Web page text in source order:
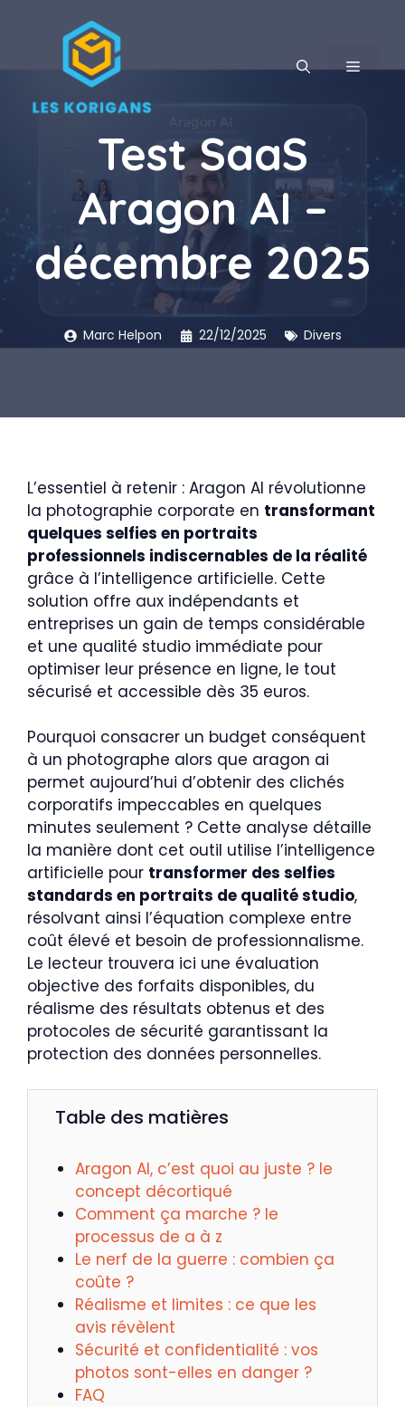
MENU
Test SaaS
Aragon AI –
décembre 2025
Marc Helpon 22/12/2025 Divers
L’essentiel à retenir : Aragon AI révolutionne
la photographie corporate en transformant
quelques selfies en portraits
professionnels indiscernables de la réalité
grâce à l’intelligence artificielle. Cette
solution offre aux indépendants et
entreprises un gain de temps considérable
et une qualité studio immédiate pour
optimiser leur présence en ligne, le tout
sécurisé et accessible dès 35 euros.
Pourquoi consacrer un budget conséquent
à un photographe alors que aragon ai
permet aujourd’hui d’obtenir des clichés
corporatifs impeccables en quelques
minutes seulement ? Cette analyse détaille
la manière dont cet outil utilise l’intelligence
artificielle pour transformer des selfies
standards en portraits de qualité studio,
résolvant ainsi l’équation complexe entre
coût élevé et besoin de professionnalisme.
Le lecteur trouvera ici une évaluation
objective des forfaits disponibles, du
réalisme des résultats obtenus et des
protocoles de sécurité garantissant la
protection des données personnelles.
Table des matières
Aragon AI, c’est quoi au juste ? le
concept décortiqué
Comment ça marche ? le
processus de a à z
Le nerf de la guerre : combien ça
coûte ?
Réalisme et limites : ce que les
avis révèlent
Sécurité et confidentialité : vos
photos sont-elles en danger ?
FAQ